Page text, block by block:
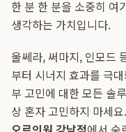
한 분 한 분을 소중히 여
생각하는 가치입니다.
울쎄라, 써마지, 인모드
부터 시너지 효과를 극
부 고민에 대한 모든 솔
상 혼자 고민하지 마세